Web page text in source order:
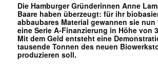
Die Hamburger Gründerinnen Anne
Baare haben überzeugt: für ihr
abbaubares Material gewannen sie
eine Serie A-Finanzierung in Höhe von
Mit dem Geld entsteht eine
tausende Tonnen des neuen
produzieren soll.